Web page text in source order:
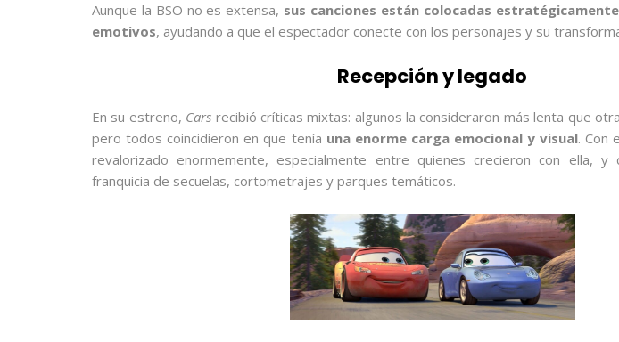
Aunque la BSO no es extensa, sus canciones están colocadas
emotivos, ayudando a que el espectador conecte con los personajes y su
Recepción y legado
En su estreno, Cars recibió críticas mixtas: algunos la consideraron más lenta que
pero todos coincidieron en que tenía una enorme carga emocional y visual. Con
revalorizado enormemente, especialmente entre quienes crecieron con ella,
franquicia de secuelas, cortometrajes y parques temáticos.